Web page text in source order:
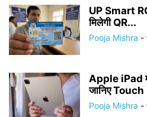
UP Smart
मिलेगी QR...
Pooja Mishra -
Apple iPad में
जानिए Touch
Pooja Mishra -